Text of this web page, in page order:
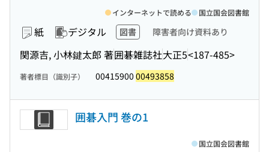
紙 デジタル 図書 障害者向け資料あり
関源吉, 小林鍵太郎 著囲碁雑誌社大正5<187-485>
インターネットで読める 国立国会図書館
著者標目（識別子） 00415900 00493858
囲碁入門 巻の1
国立国会図書館